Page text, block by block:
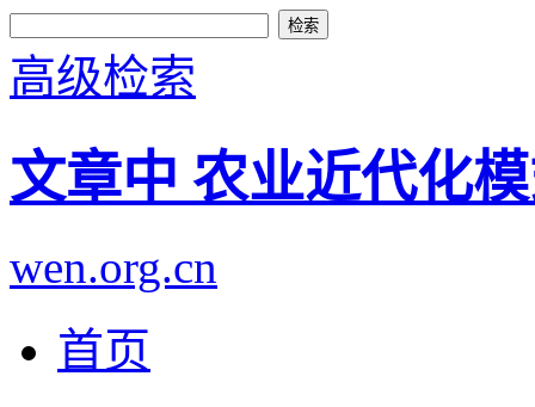
高级检索
文章中 农业近代化
wen.org.cn
首页